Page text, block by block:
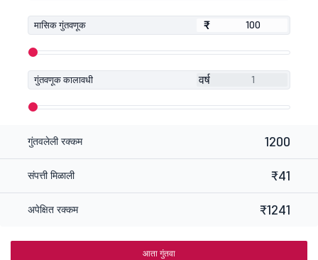
मासिक गुंतवणूक ₹
₹
गुंतवणूक कालावधी वर्ष
गुंतवलेली रक्कम 1200
संपत्ती मिळाली ₹41
अपेक्षित रक्कम ₹1241
आता गुंतवा